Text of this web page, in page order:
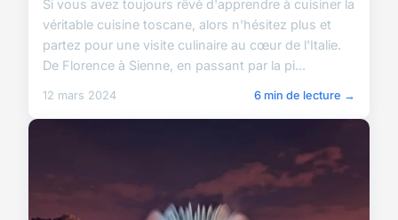
Si vous avez toujours rêvé d'apprendre à cuisiner la
véritable cuisine toscane, alors n'hésitez plus et
partez pour une visite culinaire au cœur de l'Italie.
De Florence à Sienne, en passant par la pi...
12 mars 2024 6 min de lecture →